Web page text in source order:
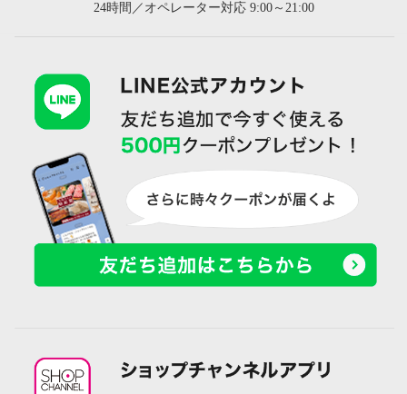
24時間／オペレーター対応 9:00～21:00